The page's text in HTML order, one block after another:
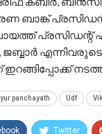
ബാങ്ക് പ്രസിഡന്റ്
എന്നിവരുടെ
panchayath Udf
Twitter